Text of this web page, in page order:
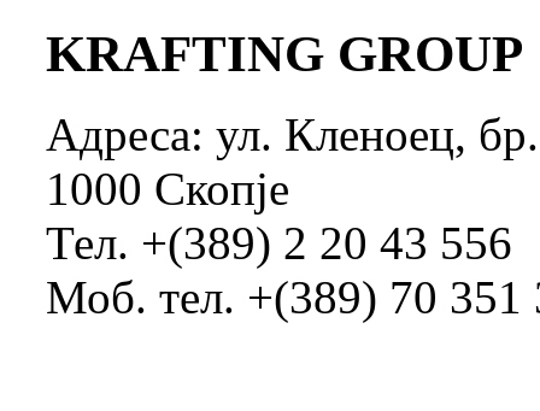
KRAFTING GROUP
Адреса: ул. Кленоец,
1000 Скопје
Тел. +(389) 2 20 43 556
Моб. тел. +(389) 70 351